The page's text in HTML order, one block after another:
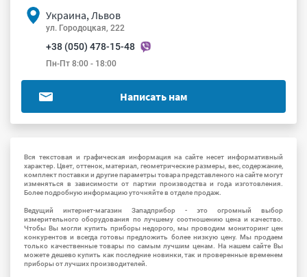
Украина, Львов
ул. Городоцкая, 222
+38 (050) 478-15-48
Пн-Пт 8:00 - 18:00
Написать нам
Вся текстовая и графическая информация на сайте несет информативный
характер. Цвет, оттенок, материал, геометрические размеры, вес, содержание,
комплект поставки и другие параметры товара представленого на сайте могут
изменяться в зависимости от партии производства и года изготовления.
Более подробную информацию уточняйте в отделе продаж.
Ведущий интернет-магазин Западприбор - это огромный выбор
измерительного оборудования по лучшему соотношению цена и качество.
Чтобы Вы могли купить приборы недорого, мы проводим мониторинг цен
конкурентов и всегда готовы предложить более низкую цену. Мы продаем
только качественные товары по самым лучшим ценам. На нашем сайте Вы
можете дешево купить как последние новинки, так и проверенные временем
приборы от лучших производителей.